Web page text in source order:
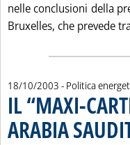
nelle conclusioni della
Bruxelles, che prevede
18/10/2003 - Politica
IL “MAXI-
ARABIA